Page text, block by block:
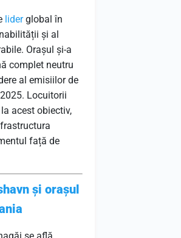
liderglobal în
și al
Orașul și-a
complet neutru
al emisiilor de
Locuitorii
acest obiectiv,
față de
și orașul